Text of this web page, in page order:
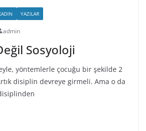
YAZILAR
admin
Sosyoloji
yöntemlerle çocuğu bir şekilde 2
disiplin devreye girmeli. Ama o da